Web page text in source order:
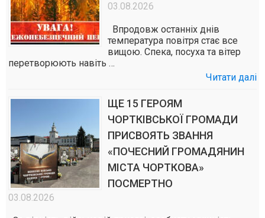
03.08.2026
Впродовж останніх днів
температура повітря стає все
вищою. Спека, посуха та вітер
перетворюють навіть …
Читати далі
ЩЕ 15 ГЕРОЯМ
ЧОРТКІВСЬКОЇ ГРОМАДИ
ПРИСВОЯТЬ ЗВАННЯ
«ПОЧЕСНИЙ ГРОМАДЯНИН
МІСТА ЧОРТКОВА»
ПОСМЕРТНО
03.08.2026